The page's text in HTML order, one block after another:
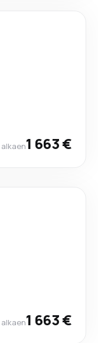
alkaen1 663 €
alkaen1 663 €